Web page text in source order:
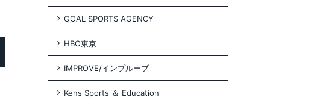
GOAL SPORTS AGENCY
HBO東京
IMPROVE/インプルーブ
Kens Sports ＆ Education